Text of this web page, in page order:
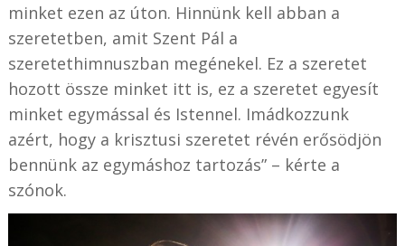
minket ezen az úton. Hinnünk kell abban a
szeretetben, amit Szent Pál a
szeretethimnuszban megénekel. Ez a szeretet
hozott össze minket itt is, ez a szeretet egyesít
minket egymással és Istennel. Imádkozzunk
azért, hogy a krisztusi szeretet révén erősödjön
bennünk az egymáshoz tartozás” – kérte a
szónok.